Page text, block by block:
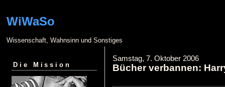
WiWaSo
Wissenschaft, Wahnsinn und Sonstiges
Die Mission
Samstag, 7. Oktober 2006
Bücher verbannen: